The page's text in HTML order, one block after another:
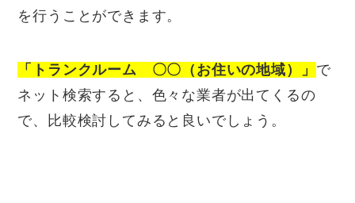
を行うことができます。
「トランクルーム 〇〇（お住いの地域）」 で
ネット検索すると、色々な業者が出てくるの
で、比較検討してみると良いでしょう。